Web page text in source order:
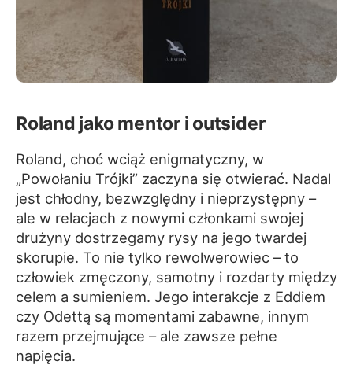
Roland jako mentor i outsider
Roland, choć wciąż enigmatyczny, w
„Powołaniu Trójki” zaczyna się otwierać. Nadal
jest chłodny, bezwzględny i nieprzystępny –
ale w relacjach z nowymi członkami swojej
drużyny dostrzegamy rysy na jego twardej
skorupie. To nie tylko rewolwerowiec – to
człowiek zmęczony, samotny i rozdarty między
celem a sumieniem. Jego interakcje z Eddiem
czy Odettą są momentami zabawne, innym
razem przejmujące – ale zawsze pełne
napięcia.